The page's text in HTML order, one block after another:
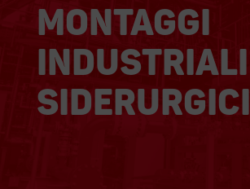
MONTAGGI
INDUSTRIALI
SIDERURGICI